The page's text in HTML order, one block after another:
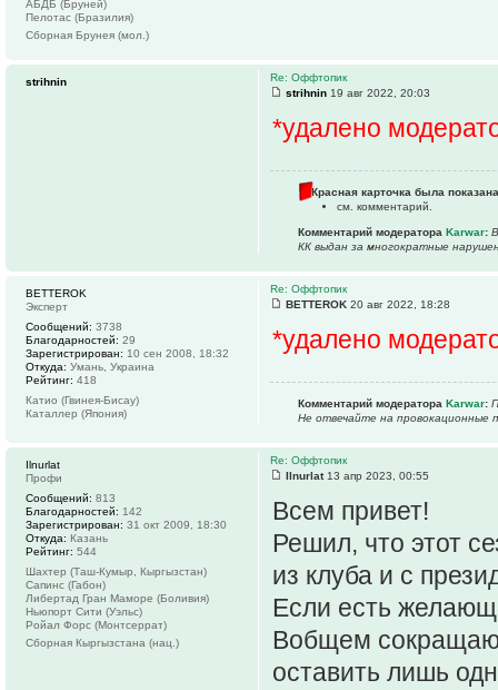
АБДБ (Бруней)
Пелотас (Бразилия)
Сборная Брунея (мол.)
Re: Оффтопик
strihnin 19 авг 2022, 20:03
*удалено
Красная карточка была
см. комментарий.
Комментарий модератора Karwar:
КК выдан за многократные
strihnin
Re: Оффтопик
BETTEROK 20 авг 2022, 18:28
*удалено
Комментарий модератора Karwar:
Не отвечайте на провокационные
BETTEROK
Эксперт
Сообщений: 3738
Благодарностей: 29
Зарегистрирован: 10 сен 2008, 18:32
Откуда: Умань, Украина
Рейтинг: 418
Катио (Гвинея-Бисау)
Каталлер (Япония)
Re: Оффтопик
Ilnurlat13 апр 2023, 00:55
Всем привет!
Решил, что этот
из клуба и с
Если есть
Вобщем сокращаю
оставить лишь
Ilnurlat
Профи
Сообщений: 813
Благодарностей: 142
Зарегистрирован: 31 окт 2009, 18:30
Откуда: Казань
Рейтинг: 544
Шахтер (Таш-Кумыр, Кыргызстан)
Сапинс (Габон)
Либертад Гран Маморе (Боливия)
Ньюпорт Сити (Уэльс)
Ройал Форс (Монтсеррат)
Сборная Кыргызстана (нац.)